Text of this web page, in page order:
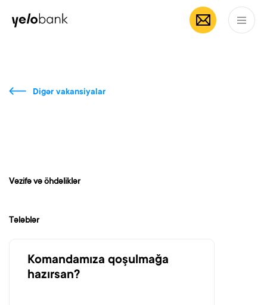
Fərdi Biznes
Digər vakansiyalar
Vəzifə və öhdəliklər
Tələblər
Komandamıza qoşulmağa
hazırsan?